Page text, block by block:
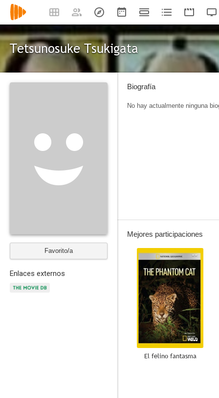
Tetsunosuke Tsukigata
Favorito/a
Enlaces externos
Biografía
No hay actualmente ninguna
Mejores participaciones
--
El felino fantasma